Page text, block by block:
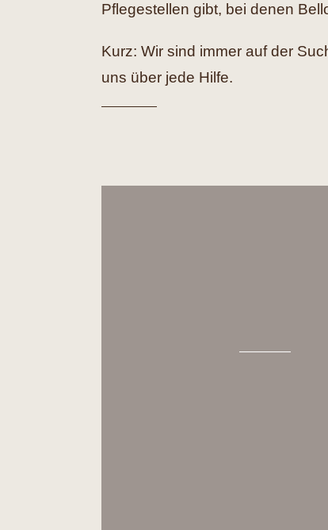
Pflegestellen gibt, bei denen
Kurz: Wir sind immer auf der
uns über jede Hilfe.